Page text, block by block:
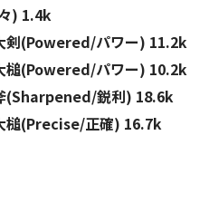
) 1.4k
剣(Powered/パワー) 11.2k
槌(Powered/パワー) 10.2k
(Sharpened/鋭利) 18.6k
槌(Precise/正確) 16.7k